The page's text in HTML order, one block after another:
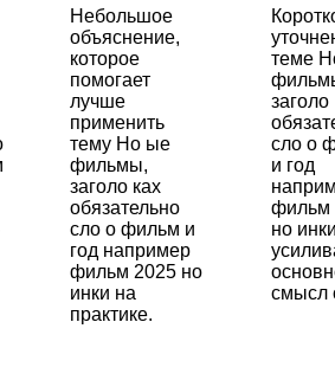
Небольшое
объяснение,
которое
помогает
лучше
применить
тему Но ые
фильмы,
заголо ках
обязательно
сло о фильм и
год например
фильм 2025 но
инки на
практике.
теме
заголо
сло о
и год
фильм
но
смысл